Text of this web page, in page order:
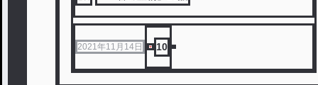
2021年11月14日 10